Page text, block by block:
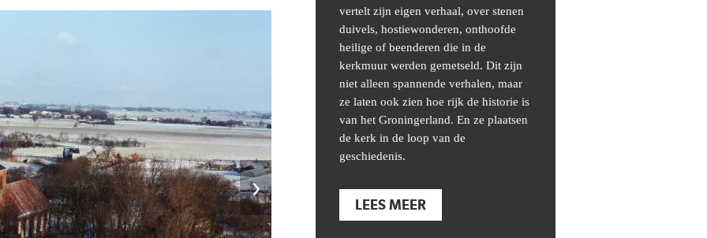
›
vertelt zijn eigen verhaal, over stenen
duivels, hostiewonderen, onthoofde
heilige of beenderen die in de
kerkmuur werden gemetseld. Dit zijn
niet alleen spannende verhalen, maar
ze laten ook zien hoe rijk de historie is
van het Groningerland. En ze plaatsen
de kerk in de loop van de
geschiedenis.
LEES MEER